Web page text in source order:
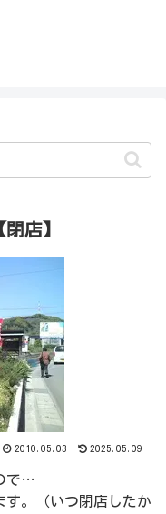
店】
2010.05.03 2025.05.09
で…
す。（いつ閉店したか